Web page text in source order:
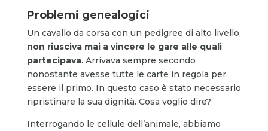
Problemi genealogici
Un cavallo da corsa con un pedigree di alto livello,
non riusciva mai a vincere le gare alle quali
partecipava. Arrivava sempre secondo
nonostante avesse tutte le carte in regola per
essere il primo. In questo caso è stato necessario
ripristinare la sua dignità. Cosa voglio dire?
Interrogando le cellule dell’animale, abbiamo